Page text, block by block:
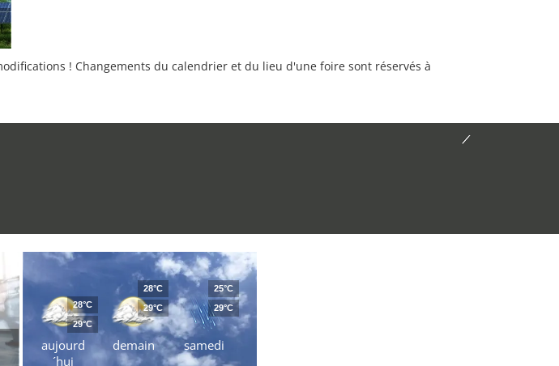
! Changements du calendrier et du lieu d'une foire sont réservés à
aujourd
´hui
28°C
29°C
demain
28°C
29°C
samedi
25°C
29°C